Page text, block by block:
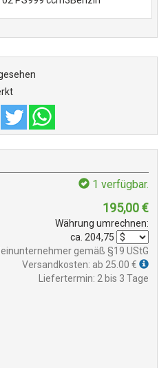
1 verfügbar.
195,00€
Währung umrechnen:
ca. 204,75
gemäß §19 UStG
Versandkosten: ab 25.00 €
Liefertermin: 2 bis 3 Tage